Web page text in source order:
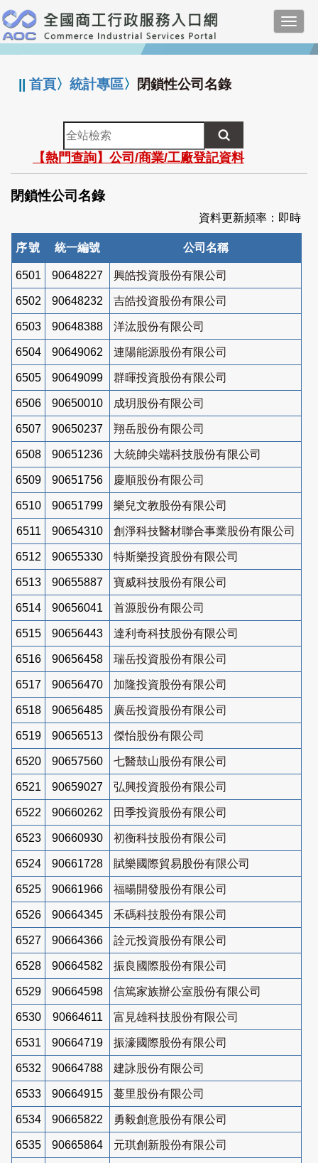
跳
到
主
要
:::
||首頁〉統計專區〉 閉鎖性公司名錄
全
站
檢
索
【熱門查詢】公司/商業/工廠登記資料
閉鎖性公司名錄
資料更新頻率：即時
序號 統一編號 公司名稱
6501 90648227 興皓投資股份有限公司
6502 90648232 吉皓投資股份有限公司
6503 90648388 洋汯股份有限公司
6504 90649062 連陽能源股份有限公司
6505 90649099 群暉投資股份有限公司
6506 90650010 成玥股份有限公司
6507 90650237 翔岳股份有限公司
6508 90651236 大統帥尖端科技股份有限公司
6509 90651756 慶順股份有限公司
6510 90651799 樂兒文教股份有限公司
6511 90654310 創淨科技醫材聯合事業股份有限公司
6512 90655330 特斯樂投資股份有限公司
6513 90655887 寶威科技股份有限公司
6514 90656041 首源股份有限公司
6515 90656443 達利奇科技股份有限公司
6516 90656458 瑞岳投資股份有限公司
6517 90656470 加隆投資股份有限公司
6518 90656485 廣岳投資股份有限公司
6519 90656513 傑怡股份有限公司
6520 90657560 七醫鼓山股份有限公司
6521 90659027 弘興投資股份有限公司
6522 90660262 田季投資股份有限公司
6523 90660930 初衡科技股份有限公司
6524 90661728 賦樂國際貿易股份有限公司
6525 90661966 福暘開發股份有限公司
6526 90664345 禾碼科技股份有限公司
6527 90664366 詮元投資股份有限公司
6528 90664582 振良國際股份有限公司
6529 90664598 信篤家族辦公室股份有限公司
6530 90664611 富見雄科技股份有限公司
6531 90664719 振濠國際股份有限公司
6532 90664788 建詠股份有限公司
6533 90664915 蔓里股份有限公司
6534 90665822 勇毅創意股份有限公司
6535 90665864 元琪創新股份有限公司